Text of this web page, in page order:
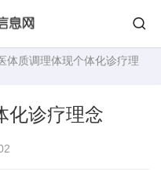
体质调理体现个体化诊疗理
化诊疗理念